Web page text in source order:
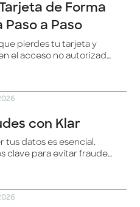
de Forma
Paso a Paso
pierdes tu tarjeta y
el acceso no autorizado
una guía paso
tu tarjeta de forma rápida
con Klar
tus datos es esencial.
clave para evitar fraudes
un solo uso. Se enfatiza
información
y evitar enlaces